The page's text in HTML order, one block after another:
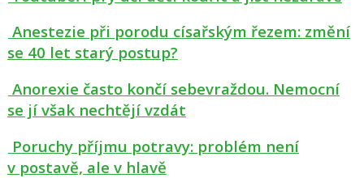
Anestezie při porodu císařským řezem: změní
se 40 let starý postup?
Anorexie často končí sebevraždou. Nemocní
se jí však nechtějí vzdát
Poruchy příjmu potravy: problém není
v postavě, ale v hlavě